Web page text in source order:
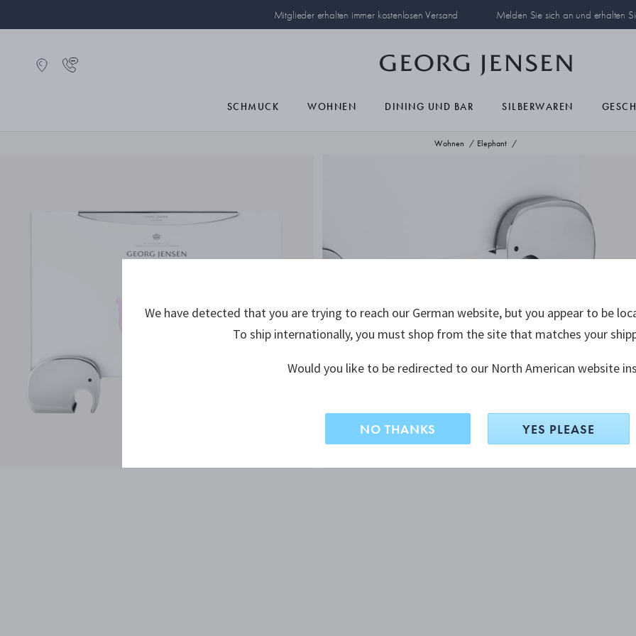
Mitglieder erhalten immer kostenlosen Versand Melden Sie sich an und erhalten
SCHMUCK WOHNEN DINING UND BAR SILBERWAREN
Wohnen Elephant
We have detected that you are trying to reach our German website, but you appear to be
To ship internationally, you must shop from the site that matches your
Would you like to be redirected to our North American website
NO THANKS YES PLEASE